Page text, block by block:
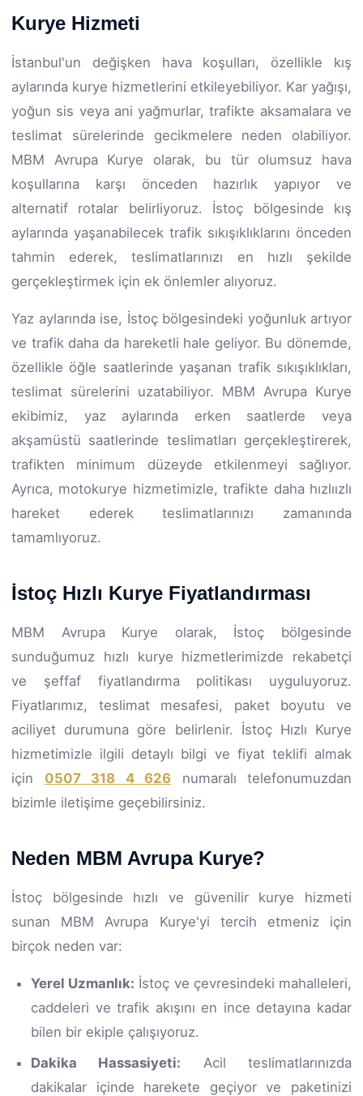
Kurye Hizmeti
İstanbul'un değişken hava koşulları, özellikle kış
aylarında kurye hizmetlerini etkileyebiliyor. Kar yağışı,
yoğun sis veya ani yağmurlar, trafikte aksamalara ve
teslimat sürelerinde gecikmelere neden olabiliyor.
MBM Avrupa Kurye olarak, bu tür olumsuz hava
koşullarına karşı önceden hazırlık yapıyor ve
alternatif rotalar belirliyoruz. İstoç bölgesinde kış
aylarında yaşanabilecek trafik sıkışıklıklarını önceden
tahmin ederek, teslimatlarınızı en hızlı şekilde
gerçekleştirmek için ek önlemler alıyoruz.
Yaz aylarında ise, İstoç bölgesindeki yoğunluk artıyor
ve trafik daha da hareketli hale geliyor. Bu dönemde,
özellikle öğle saatlerinde yaşanan trafik sıkışıklıkları,
teslimat sürelerini uzatabiliyor. MBM Avrupa Kurye
ekibimiz, yaz aylarında erken saatlerde veya
akşamüstü saatlerinde teslimatları gerçekleştirerek,
trafikten minimum düzeyde etkilenmeyi sağlıyor.
Ayrıca, motokurye hizmetimizle, trafikte daha hızlıızlı
hareket ederek teslimatlarınızı zamanında
tamamlıyoruz.
İstoç Hızlı Kurye Fiyatlandırması
MBM Avrupa Kurye olarak, İstoç bölgesinde
sunduğumuz hızlı kurye hizmetlerimizde rekabetçi
ve şeffaf fiyatlandırma politikası uyguluyoruz.
Fiyatlarımız, teslimat mesafesi, paket boyutu ve
aciliyet durumuna göre belirlenir. İstoç Hızlı Kurye
hizmetimizle ilgili detaylı bilgi ve fiyat teklifi almak
için 0507 318 4 626 numaralı telefonumuzdan
bizimle iletişime geçebilirsiniz.
Neden MBM Avrupa Kurye?
İstoç bölgesinde hızlı ve güvenilir kurye hizmeti
sunan MBM Avrupa Kurye'yi tercih etmeniz için
birçok neden var:
Yerel Uzmanlık: İstoç ve çevresindeki mahalleleri,
caddeleri ve trafik akışını en ince detayına kadar
bilen bir ekiple çalışıyoruz.
Dakika Hassasiyeti: Acil teslimatlarınızda
dakikalar içinde harekete geçiyor ve paketinizi